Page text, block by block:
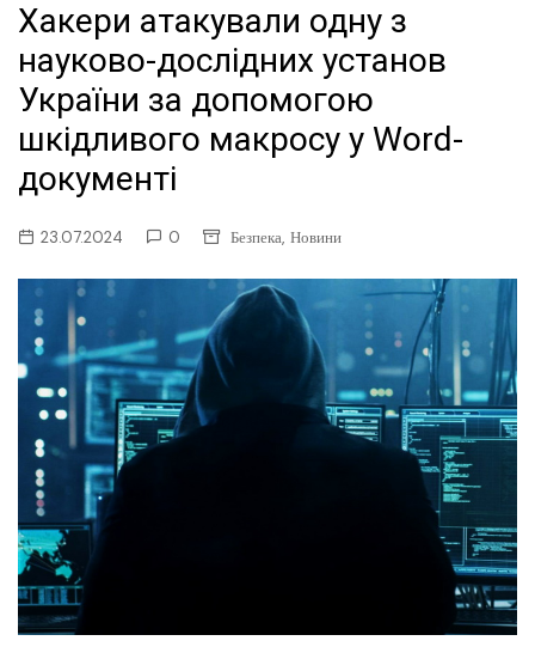
Хакери атакували одну з
науково-дослідних установ
України за допомогою
шкідливого макросу у Word-
документі
23.07.2024 0 Безпека, Новини